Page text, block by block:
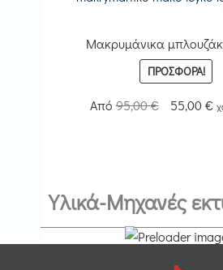
Μακρυμάνικα
ΠΡΟΣΦΟΡΆ!
Από 95,00€
Original
55,00€Η
Υλικά-Μηχανές